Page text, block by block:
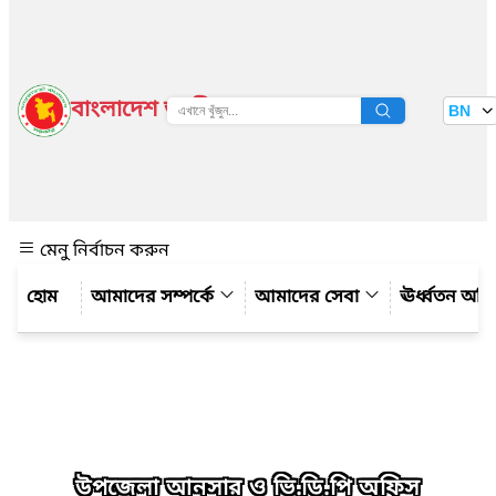
বাংলাদেশ জাতীয় তথ্য বাতায়ন BN
মেনু নির্বাচন করুন
আমাদের সম্পর্কে
আমাদের সেবা ঊর্ধ্বতন
উপজেলা আনসার ও ভি.ডি.পি অফিস